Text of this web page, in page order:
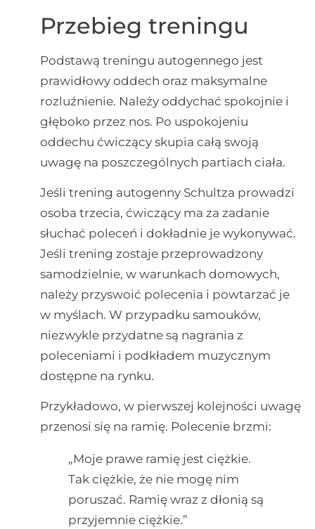
Przebieg treningu
Podstawą treningu autogennego jest
prawidłowy oddech oraz maksymalne
rozluźnienie. Należy oddychać spokojnie i
głęboko przez nos. Po uspokojeniu
oddechu ćwiczący skupia całą swoją
uwagę na poszczególnych partiach ciała.
Jeśli trening autogenny Schultza prowadzi
osoba trzecia, ćwiczący ma za zadanie
słuchać poleceń i dokładnie je wykonywać.
Jeśli trening zostaje przeprowadzony
samodzielnie, w warunkach domowych,
należy przyswoić polecenia i powtarzać je
w myślach. W przypadku samouków,
niezwykle przydatne są nagrania z
poleceniami i podkładem muzycznym
dostępne na rynku.
Przykładowo, w pierwszej kolejności uwagę
przenosi się na ramię. Polecenie brzmi:
„Moje prawe ramię jest ciężkie.
Tak ciężkie, że nie mogę nim
poruszać. Ramię wraz z dłonią są
przyjemnie ciężkie.”